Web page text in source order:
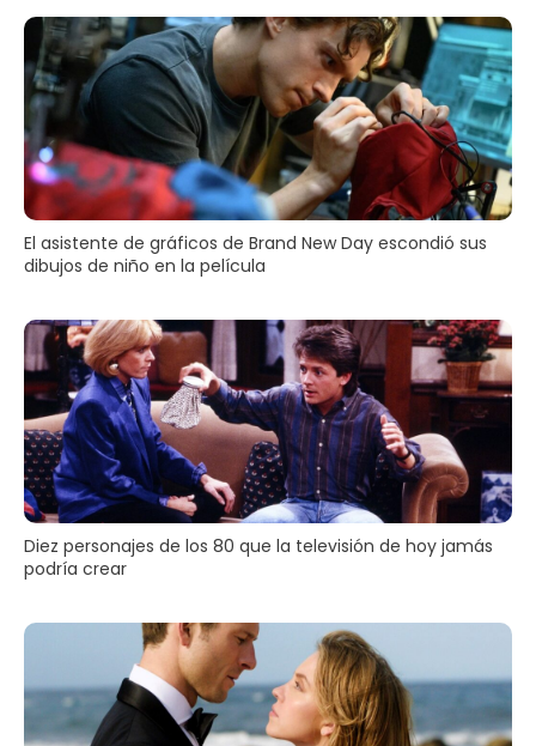
El asistente de gráficos de Brand New Day escondió sus
dibujos de niño en la película
Diez personajes de los 80 que la televisión de hoy jamás
podría crear